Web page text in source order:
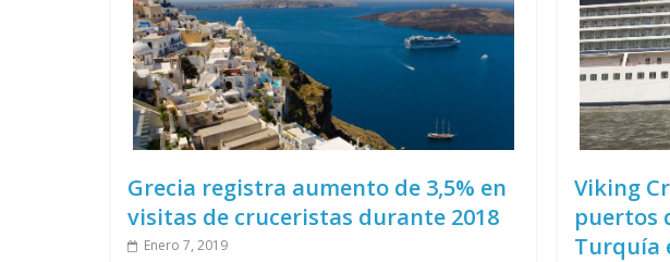
Grecia registra aumento de 3,5% en
visitas de cruceristas durante 2018
Enero 7, 2019
Viking
puertos
Turquía